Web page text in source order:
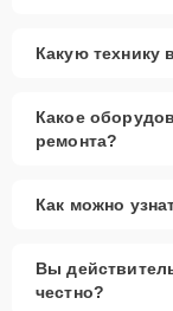
Какую технику
Какое
ремонта?
Как можно
Вы
честно?